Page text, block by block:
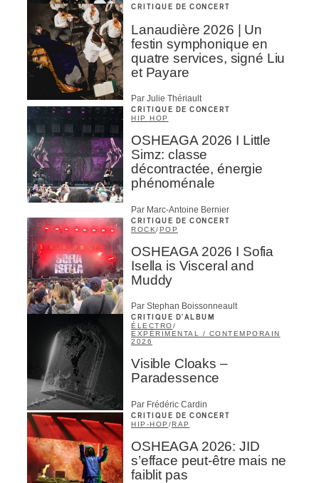
CRITIQUE DE CONCERT
Lanaudière 2026 | Un
festin symphonique en
quatre services, signé Liu
et Payare
Par Julie Thériault
CRITIQUE DE CONCERT
HIP HOP
OSHEAGA 2026 I Little
Simz: classe
décontractée, énergie
phénoménale
Par Marc-Antoine Bernier
CRITIQUE DE CONCERT
ROCK/POP
OSHEAGA 2026 I Sofia
Isella is Visceral and
Muddy
Par Stephan Boissonneault
CRITIQUE D'ALBUM
ÉLECTRO/
EXPÉRIMENTAL / CONTEMPORAIN
2026
Visible Cloaks –
Paradessence
Par Frédéric Cardin
CRITIQUE DE CONCERT
HIP-HOP /RAP
OSHEAGA 2026: JID
s’efface peut-être mais ne
faiblit pas